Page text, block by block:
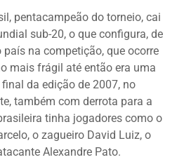
pentacampeão do torneio, cai
sub-20, o que configura, de
país na competição, que ocorre
mais frágil até então era uma
da edição de 2007, no
também com derrota para a
tinha jogadores como o
o zagueiro David Luiz, o
Alexandre Pato.